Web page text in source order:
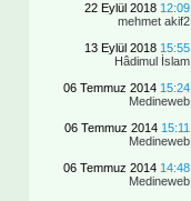
22 Eylül 2018 12:09
mehmet akif2
13 Eylül 2018 15:55
Hâdimul İslam
06 Temmuz 2014 15:24
Medineweb
06 Temmuz 2014 15:11
Medineweb
06 Temmuz 2014 14:48
Medineweb